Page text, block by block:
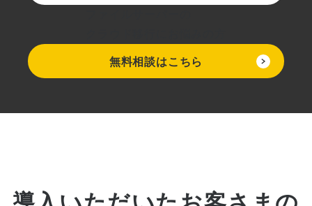
無料相談はこちら